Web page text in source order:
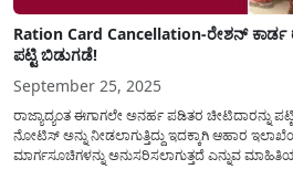
Ration Card Cancellation-ರೇಶನ್ ಕಾರ್ಡ
ಪಟ್ಟಿ ಬಿಡುಗಡೆ!
September 25, 2025
ರಾಜ್ಯಾದ್ಯಂತ ಈಗಾಗಲೇ ಅನರ್ಹ ಪಡಿತರ ಚೀಟಿದಾರನ್ನು
ನೋಟಿಸ್ ಅನ್ನು ನೀಡಲಾಗುತ್ತಿದ್ದು ಇದಕ್ಕಾಗಿ ಆಹಾರ
ಮಾರ್ಗಸೂಚಿಗಳನ್ನು ಅನುಸರಿಸಲಾಗುತ್ತದೆ ಎನ್ನುವ